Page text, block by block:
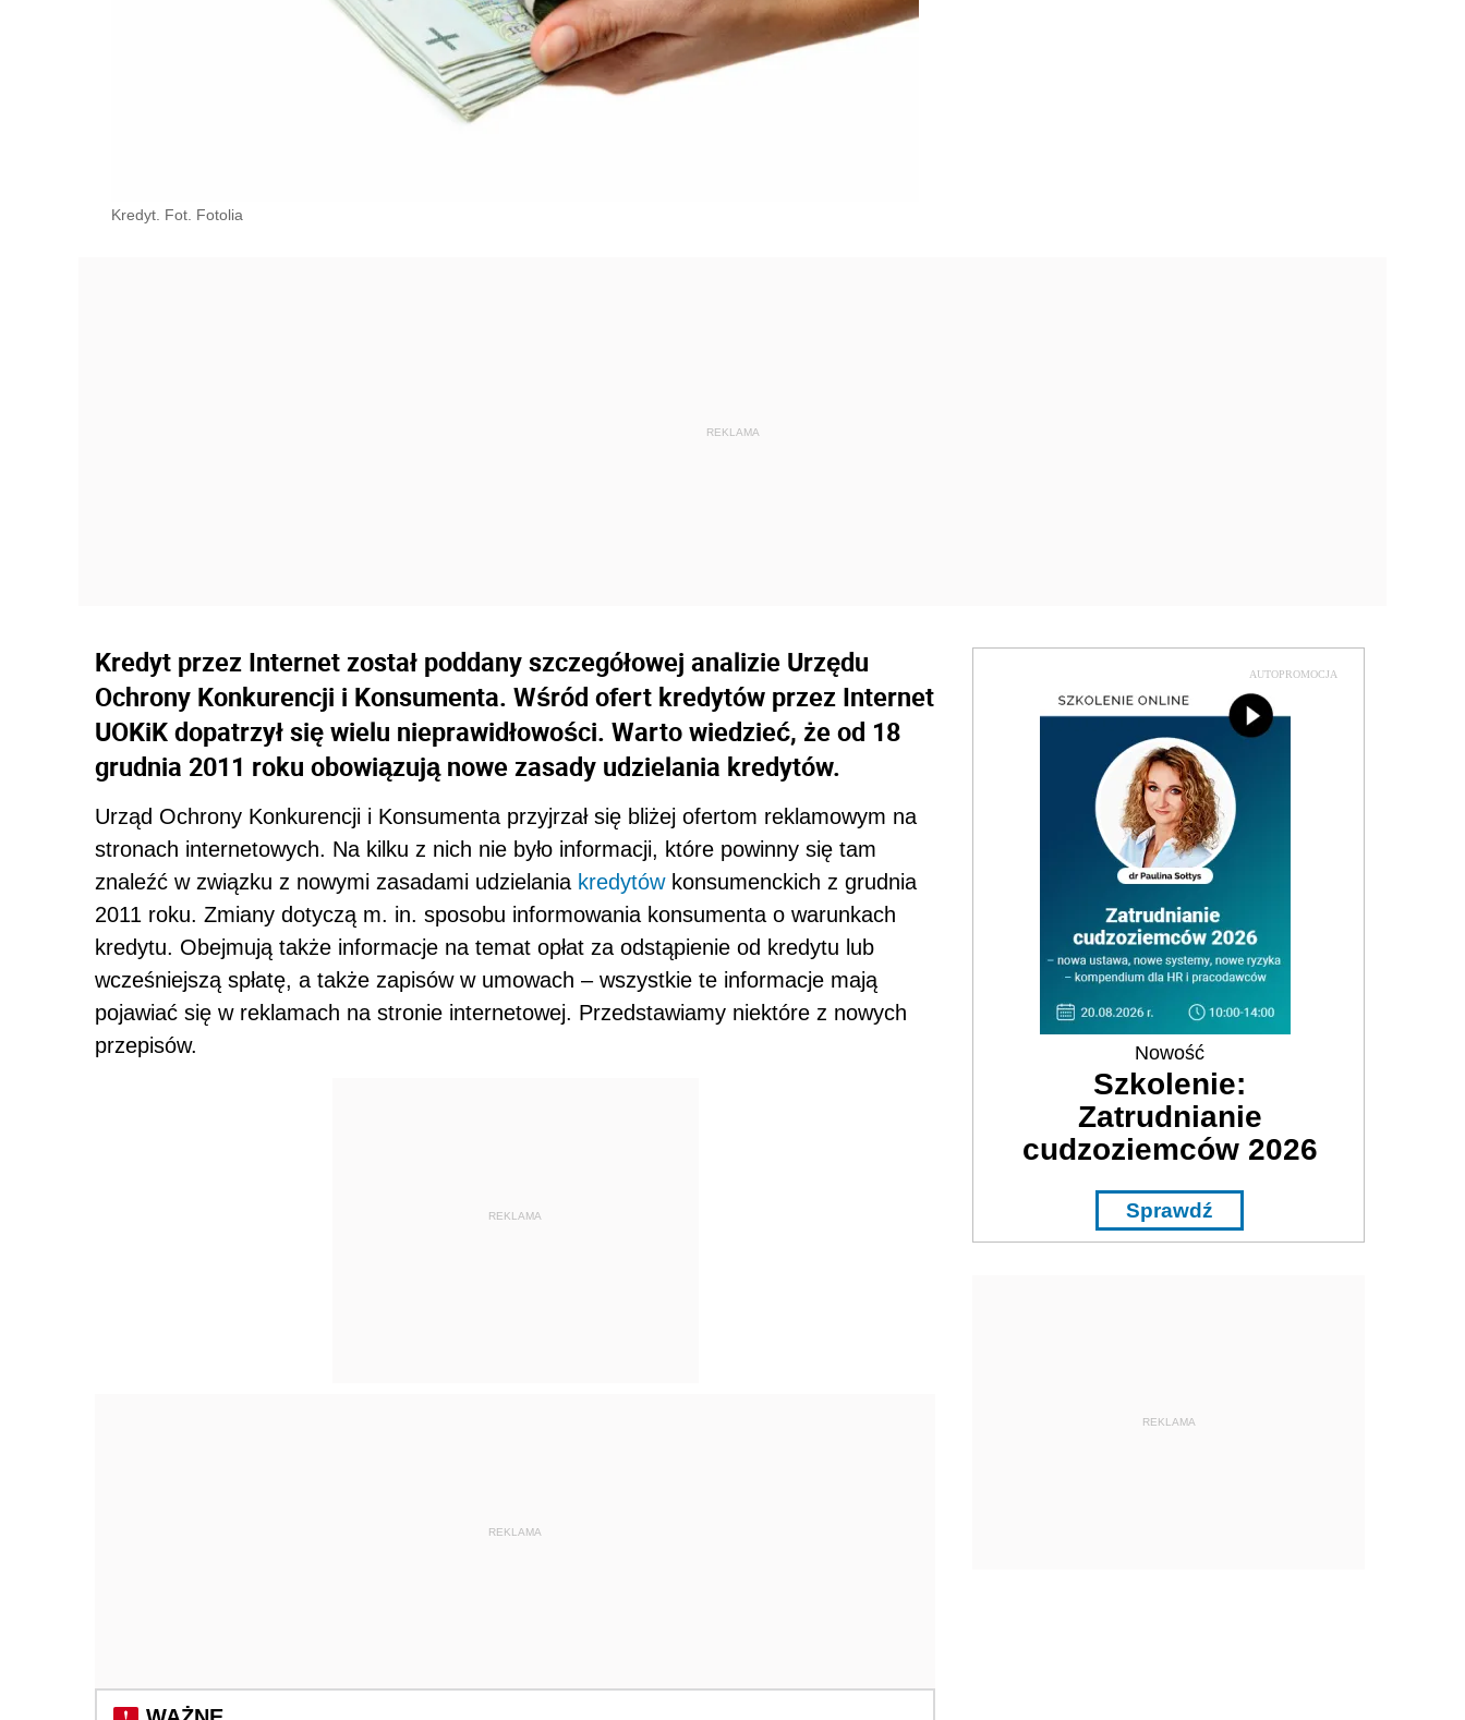
Kredyt. Fot. Fotolia
Kredyt przez Internet został poddany szczegółowej analizie Urzędu
Ochrony Konkurencji i Konsumenta. Wśród ofert kredytów przez Internet
UOKiK dopatrzył się wielu nieprawidłowości. Warto wiedzieć, że od 18
grudnia 2011 roku obowiązują nowe zasady udzielania kredytów.
Urząd Ochrony Konkurencji i Konsumenta przyjrzał się bliżej ofertom reklamowym na
stronach internetowych. Na kilku z nich nie było informacji, które powinny się tam
znaleźć w związku z nowymi zasadami udzielania kredytówkonsumenckich z grudnia
2011 roku. Zmiany dotyczą m. in. sposobu informowania konsumenta o warunkach
kredytu. Obejmują także informacje na temat opłat za odstąpienie od kredytu lub
wcześniejszą spłatę, a także zapisów w umowach – wszystkie te informacje mają
pojawiać się w reklamach na stronie internetowej. Przedstawiamy niektóre z nowych
przepisów.
REKLAMA
REKLAMA
AUTOPROMOCJA
Nowość
Szkolenie:
Zatrudnianie
cudzoziemców 2026
Sprawdź
REKLAMA